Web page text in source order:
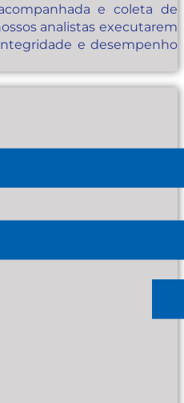
e coleta de
analistas executarem
e desempenho